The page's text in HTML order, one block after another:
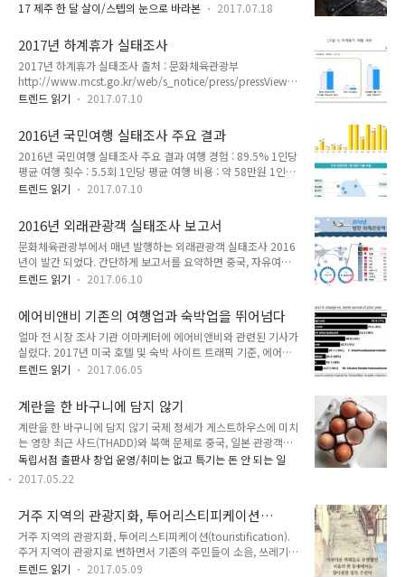
색 앱 여기어때가 2017년 1분기 세계 숙박 앱 실사용자 수
되어있다. 해당 보고서는 아래 다운받기 페이지에..
우스 스텝으로 일하며 다시 제주를 여행하고 있다. 과거 아무 생
내 앞에 튀어나와 그때의 기억과 느낌을 떠오르게 한다. 시간은
많은 것을 변하게 한다. 몇 년 전 머물렀던 게스트하우스는 문을
잠근 채 먼지만이 쌓여있었고 다음에 와봐야지 하고 무심코 지나
쳤던 카페는 이제 없어져 더이상 갈 수 없는 곳이 되었다. 세월의
흐름에 너무 낡아 버린 시설들, 너무 변해버린 사람들, 없어진 장
변하지 않는 건 세상의 모든 것은 변한다는 사실 뿐. 나 역시 그
때와 지금의 ..
17 제주 한 달 살이/스텝의 눈으로 바라본 2017.07.18
2017년 하계휴가 실태조사
2017년 하계휴가 실태조사 출처 : 문화체육관광부
http://www.mcst.go.kr/web/s_notice/press/pressView.js
p?pSeq=16131 하계 휴가 여행을 가지 않는 이유 : 여가시간
의 이유 7.7% 하계 휴가 여행 목적지 : 국내 83.6% 해외 10.3%
하계 휴가 여행 국내 목적지 : 1위 강원 33.2% 2위 경남 14.6%
3위 전남 9.8% 4위 경기 8.9% 5위 경북 7.4% 6위 제주 7.0%
7위 부산 7.0% 하계 휴가 여행 기간 : 2박 3일 44% 1박 2일
29.2% 3박 4일 15.8% 하계 휴가 여행시 이용 교통 수단 자가
트렌드 읽기 2017.07.10
2016년 국민여행 실태조사 주요 결과
2016년 국민여행 실태조사 주요 결과 여행 경험 : 89.5% 1인당
평균 여행 횟수 : 5.5회 1인당 평균 여행 비용 : 약 58만원 1인당
평균 여행 일수 : 9.4일 이동이 가장 많은 달 : 8월 1회 평균 지출
숙박시설 1순위 : 펜션 32.8% 국내 관광 여행 주요 활동 1순위 :
자연 및 풍경 감상 28.7% 출처 : 문화체육관광부, 한국문화관광
연구원 http://kcti.re.kr/04_8.dmw?
method=view&dataId=7&dataSeq=884 PDF 파일 다운 받
기
트렌드 읽기 2017.07.10
2016년 외래관광객 실태조사 보고서
문화체육관광부에서 매년 발행하는 외래관광객 실태조사 2016
년이 발간 되었다. 간단하게 보고서를 요약하면 중국, 자유여행,
서울, 쇼핑으로 정리할 수 있다. 2016년 방한 외래객은 중국
(5.3%), 미국(5.2%), 홍콩(4.2%), 태국(2.7%)를 기록했다. 연
령별 입국은 전체적으로 21-30세(25.1%)가 가장 많은 비율 차
지했으나 국가별로 조금씩 다른 모습을 보였다. 중국(27.4%)과
태국(27.6%), 말레이시아(28.0%) 등 동남아시아에서는 21-30
세의 젊은 연령층 비율 전 연령대 중 가장 많은 비율을 차지했으
(19.9%)의 경우에는 51-60..
트렌드 읽기 2017.06.10
에어비앤비 기존의 여행업과 숙박업을 뛰어넘다
얼마 전 시장 조사 기관 이마케터에 에어비앤비와 관련된 기사가
실렸다. 2017년 미국 호텔 및 숙박 사이트 트래픽 기준, 에어비
앤비가 호텔(힐튼, 매리엇 인터내셔널 등)은 물론 온라인 예약 사
특히 미국의 밀레니얼 세대(1980~2000년대에 태어난 세대)는
공유경제에 대한 경험이 많고 거부감이 낮아 에어비앤비를 이용
하는 주된 세대이며, 최근 에어비앤비는 기존에 제공하던 숙박
예약 서비스에서 더 나아가 가이드와 여행상품을 소개해주는 여
행업까지 사업을 확장하고 있다는 내용이었다. 많은 사람은 여행
을 할 때 호텔이나 게스트하우스 대신 에어비앤비를 이용하고 있
트렌드 읽기 2017.06.05
계란을 한 바구니에 담지 않기
계란을 한 바구니에 담지 않기 국제 정세가 게스트하우스에 미치
는 영향 최근 사드(THADD)와 북핵 문제로 중국, 일본 관광객들
이 감소하였다. 그로 인해 국내 관광 업계도 큰 타격을 입었고 실
제 내가 일하고 있는 게스트하우스 역시 그 영향을 받고 있다. 내
가 일(알바)하고 있는 게스트하우스는 서울 홍대입구역 근처있
: 4 : 2 정도였는데 사드와 북핵 문제, 일본 내 한국 전쟁 발발 걱
정으로 최근에는 중국과 일본 손님들이 1~2로 줄어든 것 같다.
나는 게스트하우스 예약, 관리 등을 담당하는 매니저가 아닌 청
소 알바로 게스트하우스에 대한 정확한 수치나 현황은 알지 못한
독립서점 출판사 창업 운영/취미는 없고 특기는 돈 안 되는 일
2017.05.22
거주 지역의 관광지화, 투어리스티피케이션
(Touristification)
거주 지역의 관광지화, 투어리스티피케이션(touristification).
주거 지역이 관광지로 변하면서 기존의 주민들이 소음, 쓰레기,
사생활 침해 등의 이유로 다른 곳으로 떠나는 현상. 서울 북촌 한
트렌드 읽기 2017.05.09